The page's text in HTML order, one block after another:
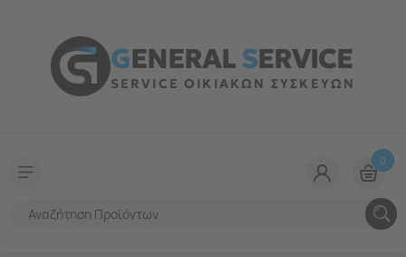
GENERALSERVICE
SERVICE ΟΙΚΙΑΚΩΝ ΣΥΣΚΕΥΩΝ
0